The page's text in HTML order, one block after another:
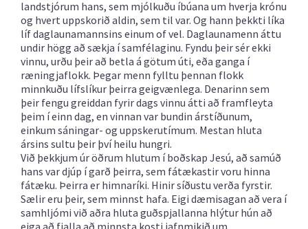
landstjórum hans, sem mjólkuðu íbúana um hverja krónu
og hvert uppskorið aldin, sem til var. Og hann þekkti líka
líf daglaunamannsins einum of vel. Daglaunamenn áttu
undir högg að sækja í samfélaginu. Fyndu þeir sér ekki
vinnu, urðu þeir að betla á götum úti, eða ganga í
ræningjaflokk. Þegar menn fylltu þennan flokk
minnkuðu lífslíkur þeirra geigvænlega. Denarinn sem
þeir fengu greiddan fyrir dags vinnu átti að framfleyta
þeim í einn dag, en vinnan var bundin árstíðunum,
einkum sáningar- og uppskerutímum. Mestan hluta
ársins sultu þeir því heilu hungri.
Við þekkjum úr öðrum hlutum í boðskap Jesú, að samúð
hans var djúp í garð þeirra, sem fátækastir voru hinna
fátæku. Þeirra er himnaríki. Hinir síðustu verða fyrstir.
Sælir eru þeir, sem minnst hafa. Eigi dæmisagan að vera í
samhljómi við aðra hluta guðspjallanna hlýtur hún að
eiga að fjalla að minnsta kosti jafnmikið um